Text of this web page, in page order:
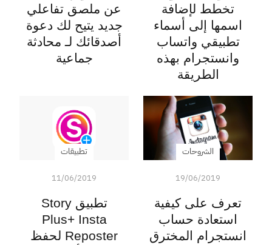
تخطط لإضافة
اسمها إلى أسماء
تطبيقي واتساب
وانستجرام بهذه
الطريقة
عن ملصق تفاعلي
جديد يتيح لك دعوة
أصدقائك لـ محادثة
جماعية
الشروحات
19/06/2019
تعرف على كيفية
استعادة حساب
انستجرام المخترق
تطبيقات
11/06/2019
تطبيق Story
Plus+ Insta
Reposter لحفظ